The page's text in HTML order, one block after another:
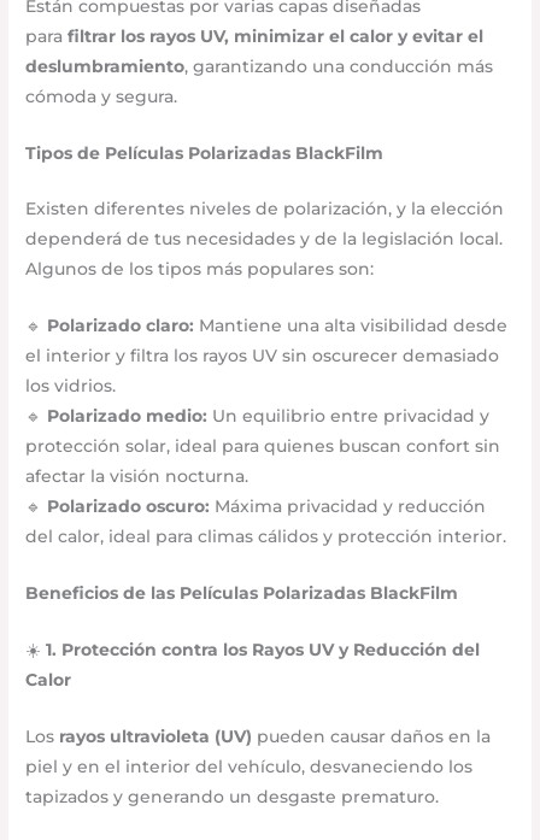
Están compuestas por varias capas diseñadas
parafiltrar los rayos UV, minimizar el calor y evitar el
deslumbramiento, garantizando una conducción más
cómoda y segura.
Tipos de Películas Polarizadas BlackFilm
Existen diferentes niveles de polarización, y la elección
dependerá de tus necesidades y de la legislación local.
Algunos de los tipos más populares son:
🔹 Polarizado claro: Mantiene una alta visibilidad desde
el interior y filtra los rayos UV sin oscurecer demasiado
los vidrios.
🔹 Polarizado medio: Un equilibrio entre privacidad y
protección solar, ideal para quienes buscan confort sin
afectar la visión nocturna.
🔹 Polarizado oscuro: Máxima privacidad y reducción
del calor, ideal para climas cálidos y protección interior.
Beneficios de las Películas Polarizadas BlackFilm
☀️1. Protección contra los Rayos UV y Reducción del
Calor
Los rayos ultravioleta (UV) pueden causar daños en la
piel y en el interior del vehículo, desvaneciendo los
tapizados y generando un desgaste prematuro.